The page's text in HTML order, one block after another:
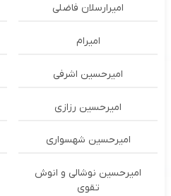
امیرارسلان فاضلی
امیرام
امیرحسین اشرفی
امیرحسین رزازی
امیرحسین شهسواری
امیرحسین نوشالی و انوش
تقوی